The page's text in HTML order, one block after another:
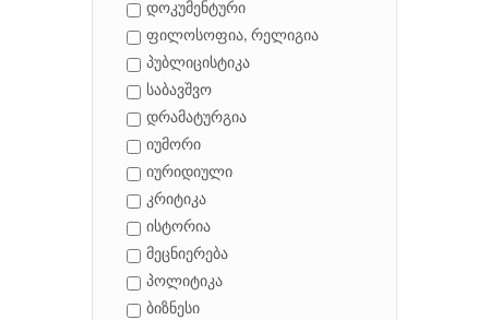
დოკუმენტური
ფილოსოფია, რელიგია
პუბლიცისტიკა
საბავშვო
დრამატურგია
იუმორი
იურიდიული
კრიტიკა
ისტორია
მეცნიერება
პოლიტიკა
ბიზნესი